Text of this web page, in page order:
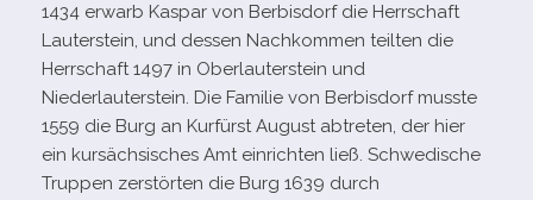
1434 erwarb Kaspar von Berbisdorf die Herrschaft
Lauterstein, und des­sen Nachkommen teil­ten die
Herrschaft 1497 in Oberlauterstein und
Niederlauterstein. Die Familie von Berbisdorf musste
1559 die Burg an Kurfürst August abtre­ten, der hier
ein kur­säch­si­sches Amt ein­rich­ten ließ. Schwedische
Truppen zer­stör­ten die Burg 1639 durch